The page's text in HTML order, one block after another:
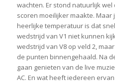
wachten. Er stond natuurlijk
scoren moeilijker maakte.
heerlijke temperatuur is dat
wedstrijd van V1 niet kunnen
wedstrijd van V8 op veld 2,
de punten binnengehaald. Na
gaan genieten van de live
AC. En wat heeft iedereen